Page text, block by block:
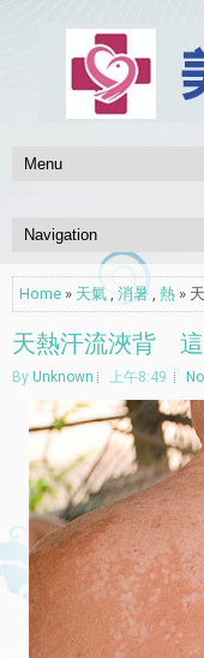
Home » 天氣 , 消暑 , 熱 »
天熱汗流浹背
By Unknown 上午8:49